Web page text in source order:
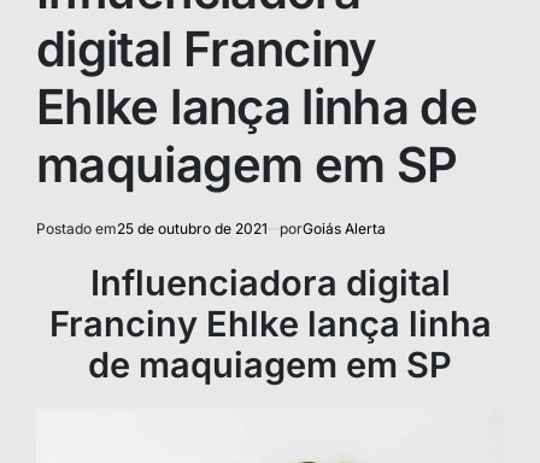
digital Franciny
Ehlke lança linha de
maquiagem em SP
Postado em25 de outubro de 2021 porGoiás Alerta
Influenciadora digital
Franciny Ehlke lança linha
de maquiagem em SP